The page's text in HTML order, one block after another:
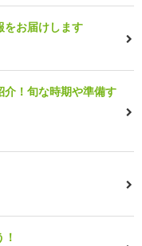
をお届けします
！旬な時期や準備す